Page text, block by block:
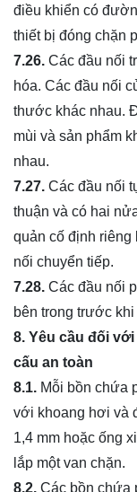
điều khiển có
thiết bị đóng chặn
7.26. Các đầu nối
hóa. Các đầu nối
thước khác nhau.
mùi và sản phẩm
nhau.
7.27. Các đầu nối
thuận và có hai
quản cố định riêng
nối chuyển tiếp.
7.28. Các đầu nối
bên trong trước
8. Yêu cầu đối
cấu an toàn
8.1. Mỗi bồn chứa
với khoang hơi và
1,4 mm hoặc ống
lắp một van chặn.
8.2. Các bồn chứa